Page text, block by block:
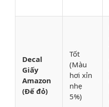
Decal
Giấy
Amazon
(Đế đỏ)
Tốt
(Màu
hơi xỉn
nhẹ
5%)